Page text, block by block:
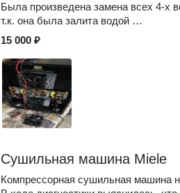
Была произведена замена всех 4-х
т.к. она была залита водой …
15 000 ₽
Сушильная машина Miele
Компрессорная сушильная машина